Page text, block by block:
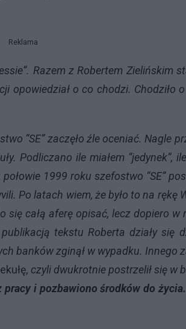
Reklama
Razem z Robertem Zielińskim
opowiedział o co chodzi. Chodziło
“SE” zaczęło źle oceniać. Nagle
ile miałem “jedynek”,
1999 roku szefostwo “SE”
Po latach wiem, że było to na rękę
całą aferę opisać, lecz dopiero
tekstu Roberta działy się
banków zginął w wypadku. Innego
, czyli dwukrotnie postrzelił się w
i pozbawiono środków do